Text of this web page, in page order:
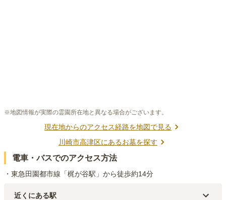
※地図情報が実際の霊園所在地と異なる場合がございます。
現在地からのアクセス経路を地図で見る
川崎市高津区にあるお墓を探す
電車・バスでのアクセス方法
・東急田園都市線「梶が谷駅」から徒歩約14分
近くにある駅